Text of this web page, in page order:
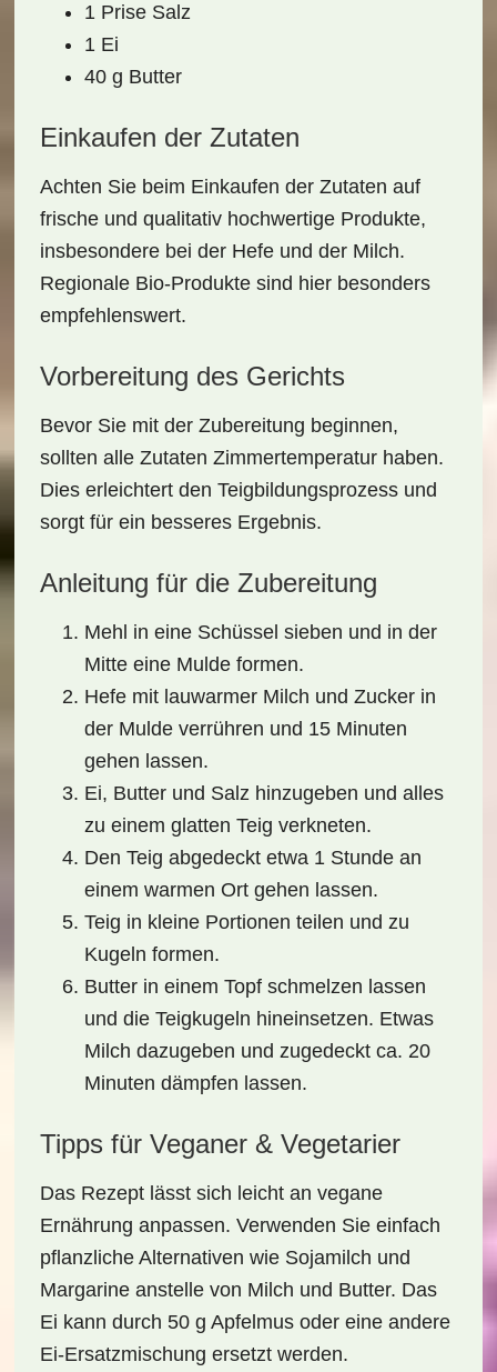
1 Prise Salz
1 Ei
40 g Butter
Einkaufen der Zutaten
Achten Sie beim Einkaufen der Zutaten auf
frische und qualitativ hochwertige Produkte,
insbesondere bei der Hefe und der Milch.
Regionale Bio-Produkte sind hier besonders
empfehlenswert.
Vorbereitung des Gerichts
Bevor Sie mit der Zubereitung beginnen,
sollten alle Zutaten Zimmertemperatur haben.
Dies erleichtert den Teigbildungsprozess und
sorgt für ein besseres Ergebnis.
Anleitung für die Zubereitung
Mehl in eine Schüssel sieben und in der
Mitte eine Mulde formen.
Hefe mit lauwarmer Milch und Zucker in
der Mulde verrühren und 15 Minuten
gehen lassen.
Ei, Butter und Salz hinzugeben und alles
zu einem glatten Teig verkneten.
Den Teig abgedeckt etwa 1 Stunde an
einem warmen Ort gehen lassen.
Teig in kleine Portionen teilen und zu
Kugeln formen.
Butter in einem Topf schmelzen lassen
und die Teigkugeln hineinsetzen. Etwas
Milch dazugeben und zugedeckt ca. 20
Minuten dämpfen lassen.
Tipps für Veganer & Vegetarier
Das Rezept lässt sich leicht an vegane
Ernährung anpassen. Verwenden Sie einfach
pflanzliche Alternativen wie Sojamilch und
Margarine anstelle von Milch und Butter. Das
Ei kann durch 50 g Apfelmus oder eine andere
Ei-Ersatzmischung ersetzt werden.